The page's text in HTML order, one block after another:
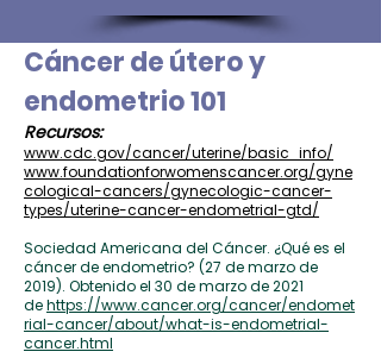
Cáncer de útero y
endometrio 101
Recursos:
www.cdc.gov/cancer/uterine/basic_info/
www.foundationforwomenscancer.org/gyne
cological-cancers/gynecologic-cancer-
types/uterine-cancer-endometrial-gtd/
Sociedad Americana del Cáncer. ¿Qué es el
cáncer de endometrio? (27 de marzo de
2019). Obtenido el 30 de marzo de 2021
dehttps://www.cancer.org/cancer/endomet
rial-cancer/about/what-is-endometrial-
cancer.html